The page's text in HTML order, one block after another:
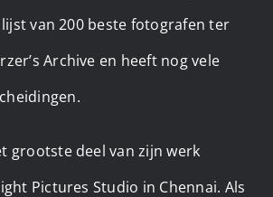
van 200 beste fotografen ter
Archive en heeft nog vele
grootste deel van zijn werk
Pictures Studio in Chennai. Als